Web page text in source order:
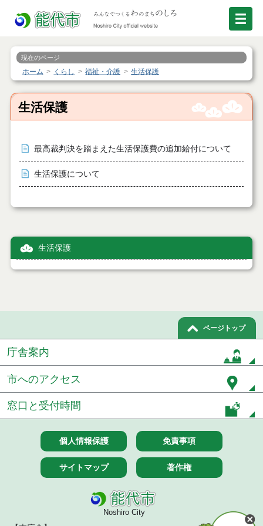
現在のページ
ホーム くらし 福祉・介護 生活保護
生活保護
最高裁判決を踏まえた生活保護費の追加給付について
生活保護について
生活保護
ページトップ
庁舎案内
市へのアクセス
窓口と受付時間
個人情報保護 免責事項
サイトマップ 著作権
Noshiro City